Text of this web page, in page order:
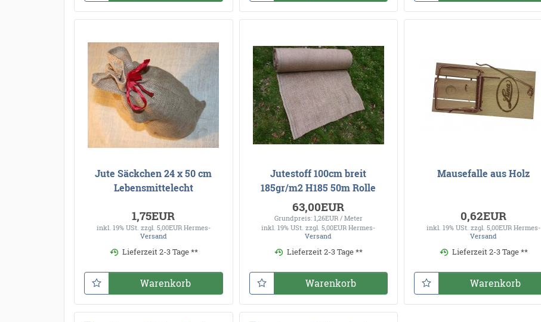
Jute Säckchen 24 x 50 cm
Lebensmittelecht
1,75EUR
inkl. 19% USt. zzgl. 5,00EUR Hermes-
Versand
Lieferzeit 2-3 Tage **
Warenkorb
Jutestoff 100cm breit
185gr/m2 H185 50m Rolle
63,00EUR
Grundpreis: 1,26EUR / Meter
inkl. 19% USt. zzgl. 5,00EUR Hermes-
Versand
Lieferzeit 2-3 Tage **
Warenkorb
Mausefalle aus Holz
0,62EUR
inkl. 19% USt. zzgl. 5,00EUR Hermes-
Versand
Lieferzeit 2-3 Tage **
Warenkorb